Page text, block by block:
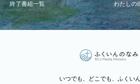
終了番組一覧 わたしの
いつでも、どこでも、ふくい